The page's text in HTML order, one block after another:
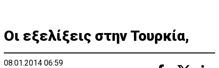
Οι εξελίξεις στην Τουρκία,
08.01.2014 06:59